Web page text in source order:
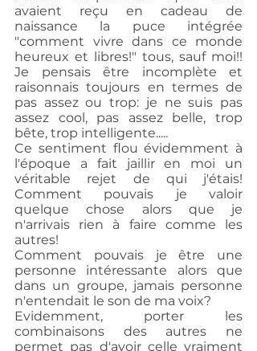
avaient reçu en cadeau de
naissance la puce intégrée
"comment vivre dans ce monde
heureux et libres!" tous, sauf moi!!
Je pensais être incomplète et
raisonnais toujours en termes de
pas assez ou trop: je ne suis pas
assez cool, pas assez belle, trop
bête, trop intelligente.....
Ce sentiment flou évidemment à
l'époque a fait jaillir en moi un
véritable rejet de qui j'étais!
Comment pouvais je valoir
quelque chose alors que je
n'arrivais rien à faire comme les
autres!
Comment pouvais je être une
personne intéressante alors que
dans un groupe, jamais personne
n'entendait le son de ma voix?
Evidemment, porter les
combinaisons des autres ne
permet pas d'avoir celle vraiment